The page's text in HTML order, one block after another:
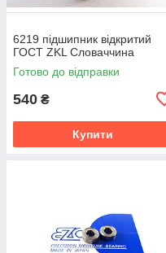
6219 підшипник відкритий
ГОСТ ZKL Словаччина
Готово до відправки
540 ₴
Купити